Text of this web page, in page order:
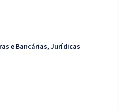
e Bancárias, Jurídicas